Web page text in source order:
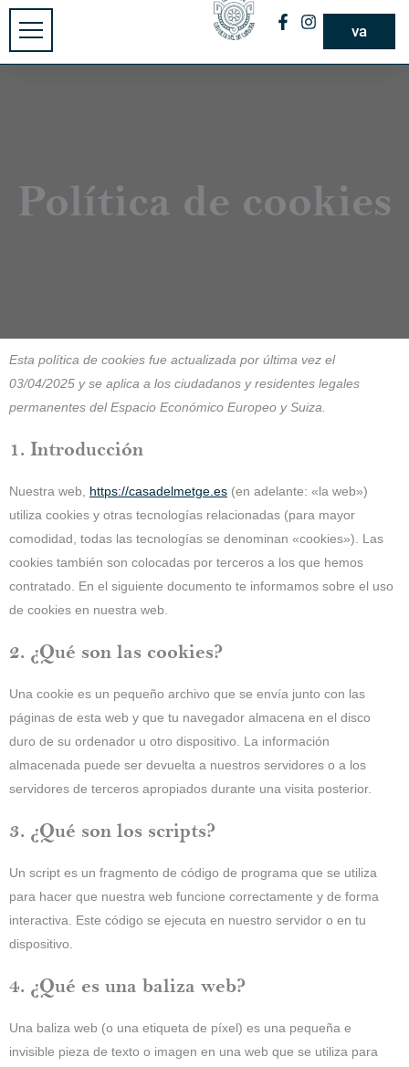
va
Política de cookies
Esta política de cookies fue actualizada por última vez el
03/04/2025 y se aplica a los ciudadanos y residentes legales
permanentes del Espacio Económico Europeo y Suiza.
1. Introducción
Nuestra web, https://casadelmetge.es (en adelante: «la web»)
utiliza cookies y otras tecnologías relacionadas (para mayor
comodidad, todas las tecnologías se denominan «cookies»). Las
cookies también son colocadas por terceros a los que hemos
contratado. En el siguiente documento te informamos sobre el uso
de cookies en nuestra web.
2. ¿Qué son las cookies?
Una cookie es un pequeño archivo que se envía junto con las
páginas de esta web y que tu navegador almacena en el disco
duro de su ordenador u otro dispositivo. La información
almacenada puede ser devuelta a nuestros servidores o a los
servidores de terceros apropiados durante una visita posterior.
3. ¿Qué son los scripts?
Un script es un fragmento de código de programa que se utiliza
para hacer que nuestra web funcione correctamente y de forma
interactiva. Este código se ejecuta en nuestro servidor o en tu
dispositivo.
4. ¿Qué es una baliza web?
Una baliza web (o una etiqueta de píxel) es una pequeña e
invisible pieza de texto o imagen en una web que se utiliza para